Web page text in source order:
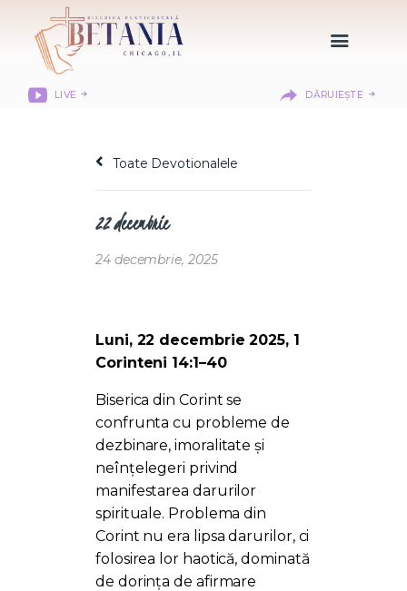
LIVE DĂRUIEȘTE
DESPRE NOI
CITIREA BIBLIEI
MISIUNEA BETANIA
LOGIN MEMBER
PORTAL
Toate Devotionalele
22 decembrie
24 decembrie, 2025
Luni, 22 decembrie 2025, 1
Corinteni 14:1–40
Biserica din Corint se
confrunta cu probleme de
dezbinare, imoralitate și
neînțelegeri privind
manifestarea darurilor
spirituale. Problema din
Corint nu era lipsa darurilor, ci
folosirea lor haotică, dominată
de dorința de afirmare